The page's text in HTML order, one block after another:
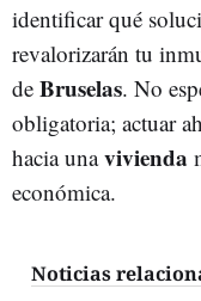
identificar qué
revalorizarán tu
de Bruselas. No
obligatoria; actuar
hacia unavivienda
económica.
Noticias